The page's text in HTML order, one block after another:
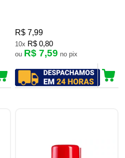
R$ 7,99
10x R$ 0,80
ou R$ 7,59 no pix